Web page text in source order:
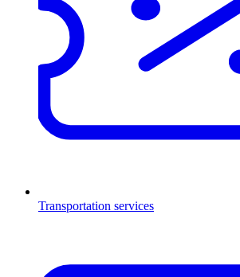
Transportation services